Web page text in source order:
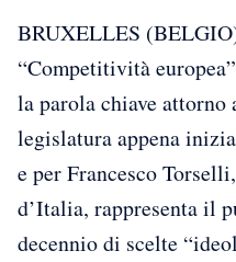
BRUXELLES
“Competitività
la parola chiave attorno
legislatura appena
e per Francesco
d’Italia, rappresenta il
decennio di scelte